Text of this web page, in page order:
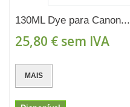
130ML Dye para Canon...
25,80 € sem IVA
MAIS